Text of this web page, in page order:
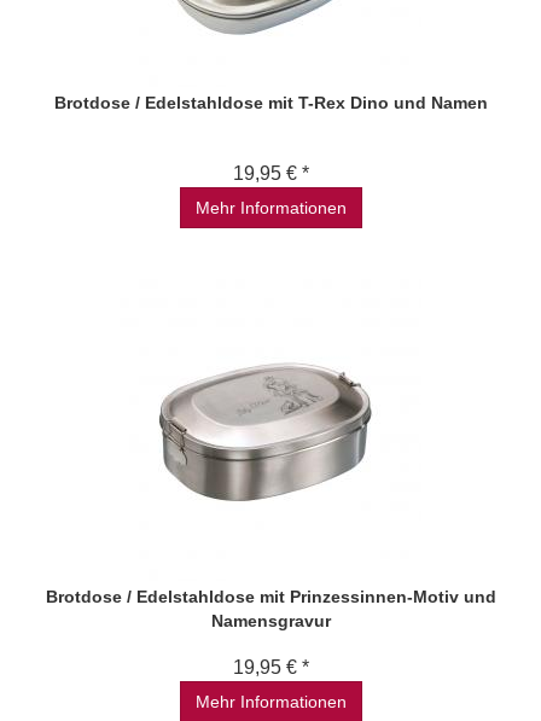
Brotdose / Edelstahldose mit T-Rex Dino und Namen
19,95 € *
Mehr Informationen
Brotdose / Edelstahldose mit Prinzessinnen-Motiv und
Namensgravur
19,95 € *
Mehr Informationen